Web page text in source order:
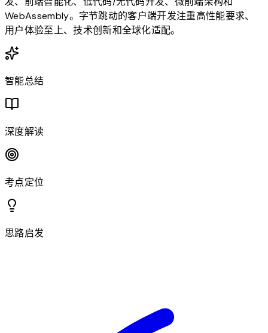
WebAssembly。字节跳动的客户端开发注重高性能要求、
用户体验至上、技术创新和全球化适配。
智能总结
深度解读
考点定位
思路启发